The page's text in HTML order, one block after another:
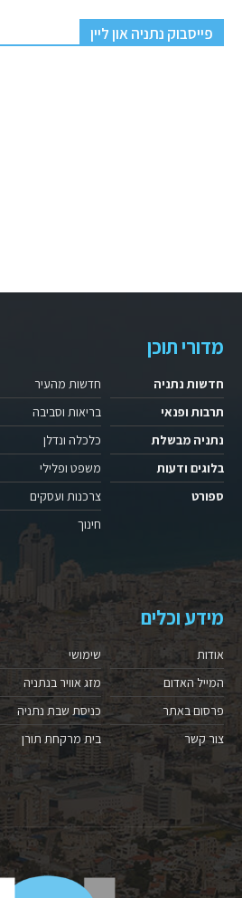
פייסבוק נתניה און ליין
מדורי תוכן
חדשות נתניה
תרבות ופנאי
נתניה מבשלת
בלוגים ודעות
ספורט
חדשות מהעיר
בריאות וסביבה
כלכלה ונדלן
משפט ופלילי
צרכנות ועסקים
חינוך
מידע וכלים
אודות
המייל האדום
פרסום באתר
צור קשר
שימושי
מזג אוויר בנתניה
כניסת שבת נתניה
בית מרקחת תורן